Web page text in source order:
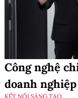
Công nghệ
doanh
KẾT NỐI SÁNG TẠO